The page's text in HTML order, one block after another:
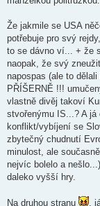
Že jakmile se USA
potřebuje pro svý
to se dávno ví... + že
naopak, že svý
napospas (ale to
PŘÍŠERNĚ !!!
vlastně divěj takoví
stvořenýmu IS...? A
konflikt/vybíjení se
zbytečný chudnutí
minulost, ale
nejvíc bolelo a
daleko vyšší hry.
Na druhou stranu
,